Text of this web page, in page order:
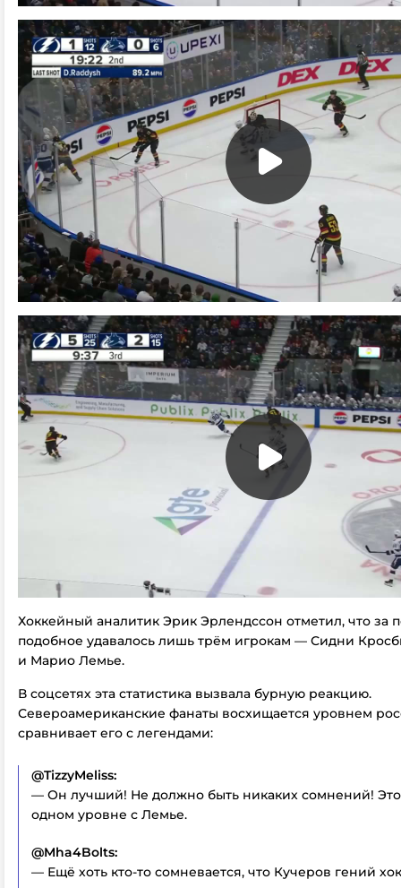
Хоккейный аналитик Эрик Эрлендссон отметил, что за
подобное удавалось лишь трём игрокам — Сидни
и Марио Лемье.
В соцсетях эта статистика вызвала бурную реакцию.
Североамериканские фанаты восхищается уровнем
сравнивает его с легендами:
@TizzyMeliss:
— Он лучший! Не должно быть никаких сомнений!
одном уровне с Лемье.
@Mha4Bolts:
— Ещё хоть кто-то сомневается, что Кучеров гений